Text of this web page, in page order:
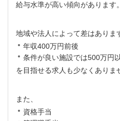
給与水準が高い傾向があります。
地域や法人によって差はありま
年収400万円前後
条件が良い施設では500万円
を目指せる求人も少なくありま
また、
資格手当